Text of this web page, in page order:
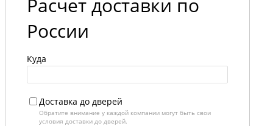
Расчет доставки по
России
Куда
Доставка до дверей
Обратите внимание у каждой компании могут быть свои
условия доставки до дверей.